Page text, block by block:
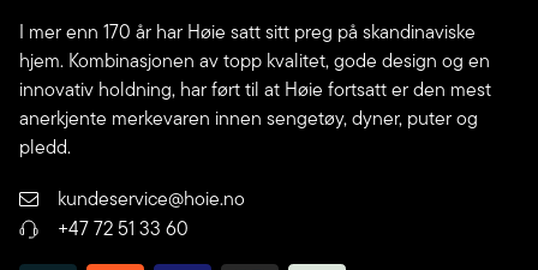
I mer enn 170 år har Høie satt sitt preg på skandinaviske
hjem. Kombinasjonen av topp kvalitet, gode design og en
innovativ holdning, har ført til at Høie fortsatt er den mest
anerkjente merkevaren innen sengetøy, dyner, puter og
pledd.
kundeservice@hoie.no
+47 72 51 33 60